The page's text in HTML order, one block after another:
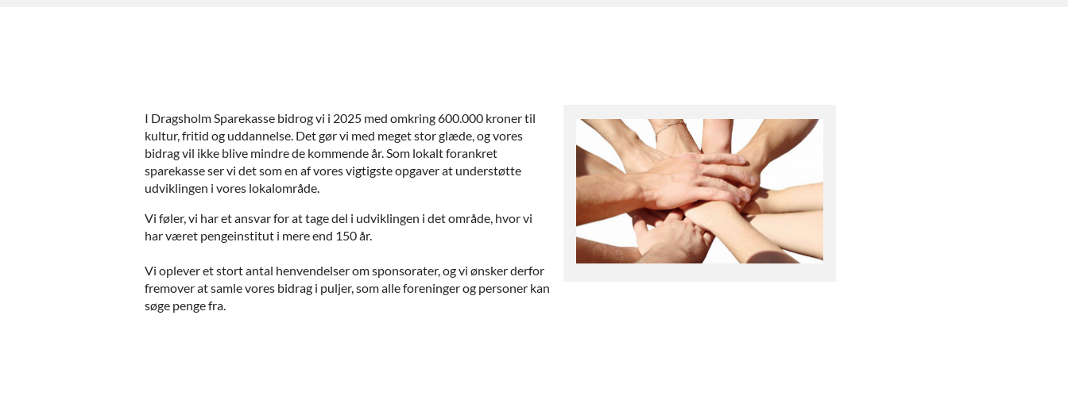
I Dragsholm Sparekasse bidrog vi i 2025 med omkring 600.000 kroner til
kultur, fritid og uddannelse. Det gør vi med meget stor glæde, og vores
bidrag vil ikke blive mindre de kommende år. Som lokalt forankret
sparekasse ser vi det som en af vores vigtigste opgaver at understøtte
udviklingen i vores lokalområde.
Vi føler, vi har et ansvar for at tage del i udviklingen i det område, hvor vi
har været pengeinstitut i mere end 150 år.
Vi oplever et stort antal henvendelser om sponsorater, og vi ønsker derfor
fremover at samle vores bidrag i puljer, som alle foreninger og personer kan
søge penge fra.